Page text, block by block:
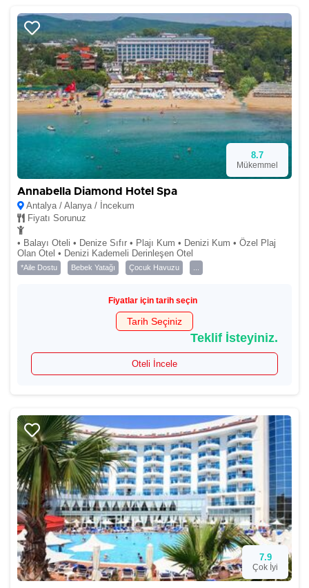
8.7
Mükemmel
Annabella Diamond Hotel Spa
Antalya / Alanya / İncekum
Fiyatı Sorunuz
• Balayı Oteli • Denize Sıfır • Plajı Kum • Denizi Kum • Özel Plaj
Olan Otel • Denizi Kademeli Derinleşen Otel
*Aile Dostu Bebek Yatağı Çocuk Havuzu
Fiyatlar için tarih seçin
Tarih Seçiniz
Teklif İsteyiniz.
Oteli İncele
7.9
Çok İyi